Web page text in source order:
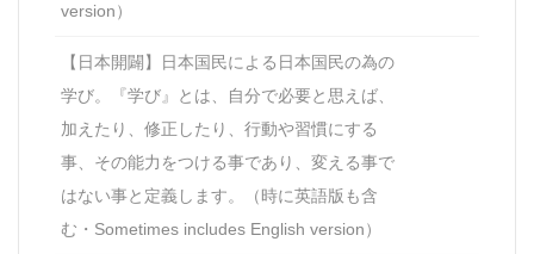
version）
【日本開闢】日本国民による日本国民の為の
学び。『学び』とは、自分で必要と思えば、
加えたり、修正したり、行動や習慣にする
事、その能力をつける事であり、変える事で
はない事と定義します。（時に英語版も含
む・Sometimes includes English version）